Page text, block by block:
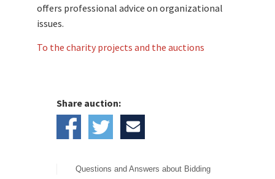
offers professional advice on organizational
issues.
To the charity projects and the auctions
Share auction:
Questions and Answers about Bidding